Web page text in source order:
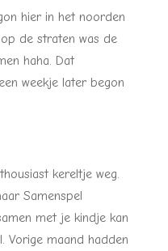
hier in het noorden
de straten was de
haha. Dat
weekje later begon
kereltje weg.
Samenspel
met je kindje kan
Vorige maand hadden